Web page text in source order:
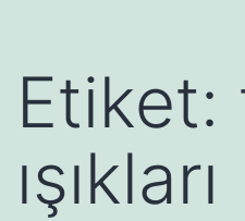
Etiket:
ışıkları